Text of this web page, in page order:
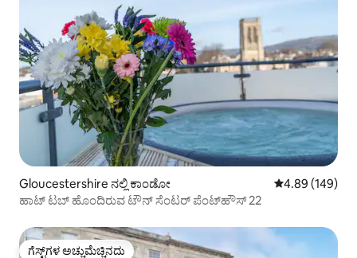
Gloucestershire ನಲ್ಲಿ ಕಾಂಡೋ 5 ರಲ್ಲಿ 4.89
4.89 (149)
ಹಾಟ್ ಟಬ್ ಹೊಂದಿರುವ ಟೌನ್ ಸೆಂಟರ್ ಪೆಂಟ್‌ಹೌಸ್ 22
ಗೆಸ್ಟ್‌ಗಳ ಅಚ್ಚುಮೆಚ್ಚಿನದು